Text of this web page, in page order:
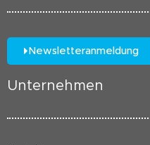
Newsletteranmeldung
Unternehmen